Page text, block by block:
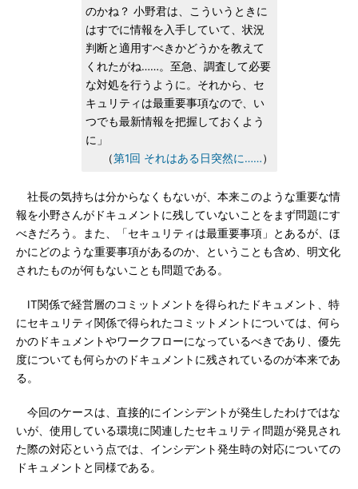
のかね？ 小野君は、こういうときに
はすでに情報を入手していて、状況
判断と適用すべきかどうかを教えて
くれたがね……。至急、調査して必要
な対処を行うように。それから、セ
キュリティは最重要事項なので、い
つでも最新情報を把握しておくよう
に」
（第1回 それはある日突然に……）
社長の気持ちは分からなくもないが、本来このような重要な情
報を小野さんがドキュメントに残していないことをまず問題にす
べきだろう。また、「セキュリティは最重要事項」とあるが、ほ
かにどのような重要事項があるのか、ということも含め、明文化
されたものが何もないことも問題である。
IT関係で経営層のコミットメントを得られたドキュメント、特
にセキュリティ関係で得られたコミットメントについては、何ら
かのドキュメントやワークフローになっているべきであり、優先
度についても何らかのドキュメントに残されているのが本来であ
る。
今回のケースは、直接的にインシデントが発生したわけではな
いが、使用している環境に関連したセキュリティ問題が発見され
た際の対応という点では、インシデント発生時の対応についての
ドキュメントと同様である。